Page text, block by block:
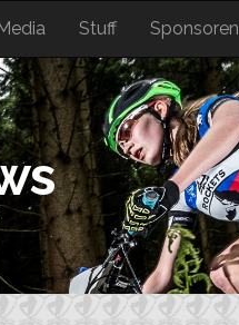
Stuff Sponsoren